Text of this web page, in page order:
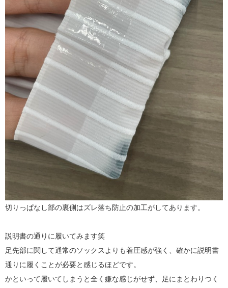
切りっぱなし部の裏側はズレ落ち防止の加工がしてあります。
説明書の通りに履いてみます笑
足先部に関して通常のソックスよりも着圧感が強く、確かに説明書
通りに履くことが必要と感じるほどです。
かといって履いてしまうと全く嫌な感じがせず、足にまとわりつく